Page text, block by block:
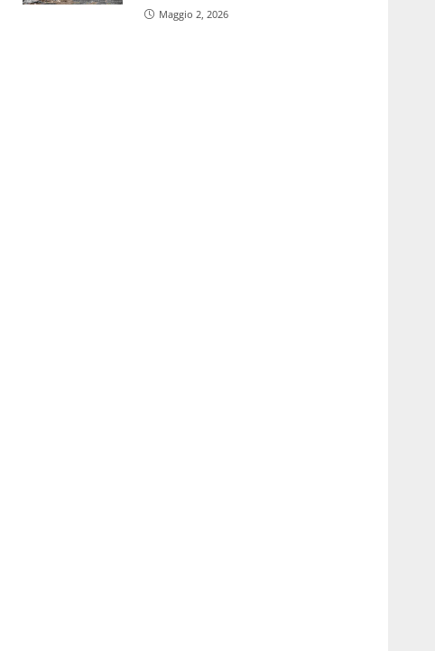
Maggio 2, 2026